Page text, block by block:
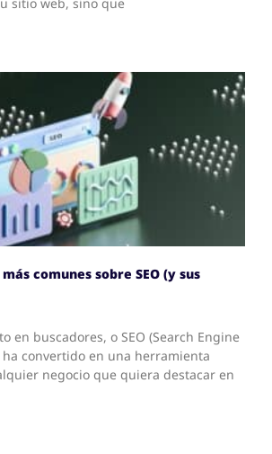
comunes sobre SEO (y sus
en buscadores, o SEO (Search Engine
convertido en una herramienta
negocio que quiera destacar en